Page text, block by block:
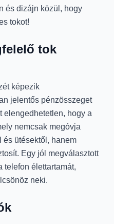
és dizájn közül, hogy
tokot!
tok
képezik
jelentős pénzösszeget
elengedhetetlen, hogy a
nemcsak megóvja
és ütésektől, hanem
Egy jól megválasztott
telefon élettartamát,
neki.